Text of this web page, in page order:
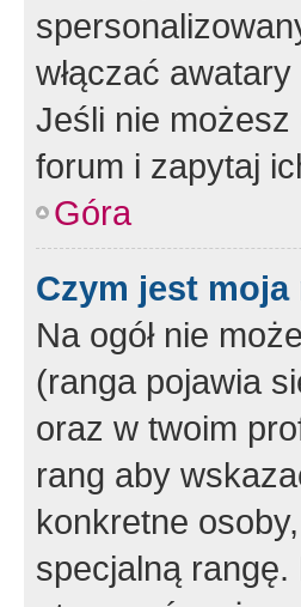
włączać
Jeśli nie
forum i zapytaj
Góra
Czym jest
Na ogół nie
(ranga pojawia
oraz w twoim
rang aby
konkretne
specjalną